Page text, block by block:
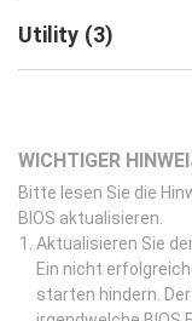
Utility (3)
WICHTIGER
Bitte lesen Sie die
BIOS aktualisieren.
Aktualisieren Sie
Ein nicht
starten hindern.